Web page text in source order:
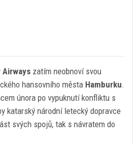
Airways zatím neobnoví svou
hansovního města Hamburku.
února po vypuknutí konfliktu s
katarský národní letecký dopravce
svých spojů, tak s návratem do